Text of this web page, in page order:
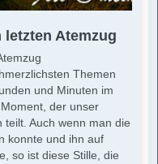
letzten Atemzug
Themen
und Minuten im
der unser
Auch wenn man die
konnte und ihn auf
so ist diese Stille, die